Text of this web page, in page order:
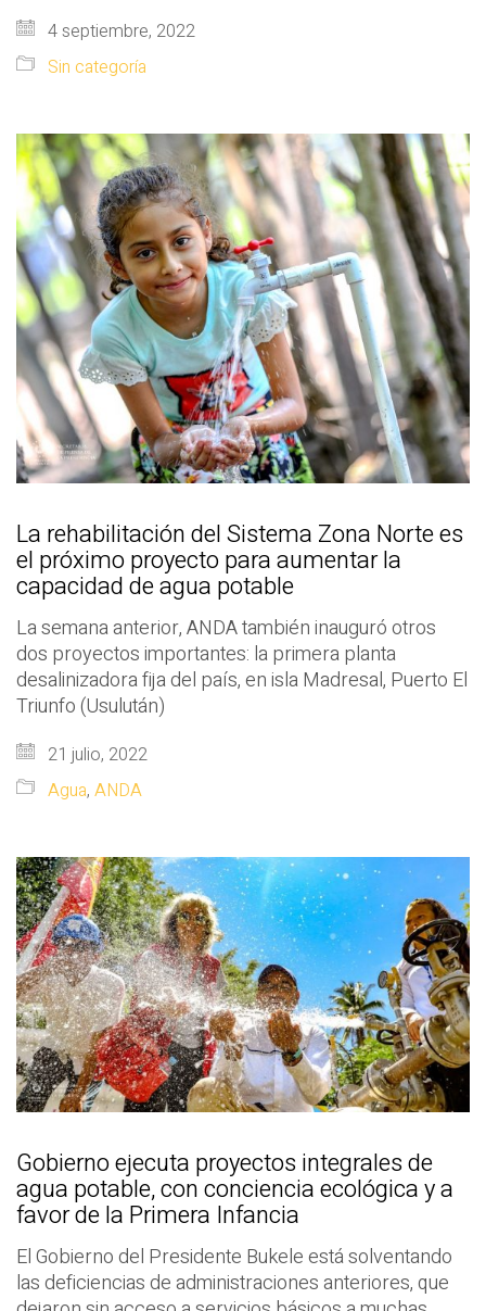
4 septiembre, 2022
Sin categoría
La rehabilitación del Sistema Zona Norte es
el próximo proyecto para aumentar la
capacidad de agua potable
La semana anterior, ANDA también inauguró otros
dos proyectos importantes: la primera planta
desalinizadora fija del país, en isla Madresal, Puerto El
Triunfo (Usulután)
21 julio, 2022
Agua, ANDA
Gobierno ejecuta proyectos integrales de
agua potable, con conciencia ecológica y a
favor de la Primera Infancia
El Gobierno del Presidente Bukele está solventando
las deficiencias de administraciones anteriores, que